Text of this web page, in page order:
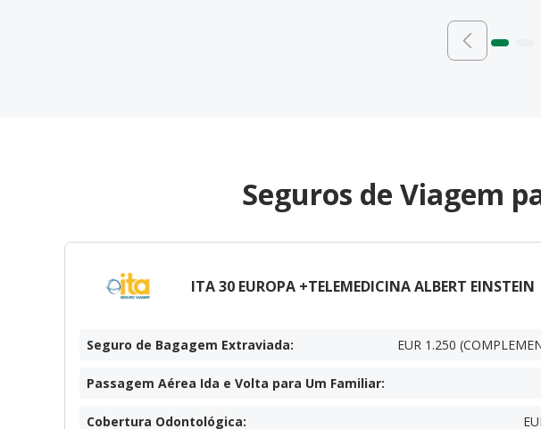
Seguros de Viagem
ITA 30 EUROPA +TELEMEDICINA ALBERT EINSTEIN
Seguro de Bagagem Extraviada: EUR 1.250
Passagem Aérea Ida e Volta para Um Familiar:
Cobertura Odontológica: